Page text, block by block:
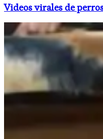
Videos virales de